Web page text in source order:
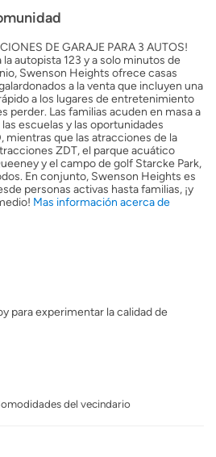
DE GARAJE PARA 3 AUTOS!
autopista 123 y a solo minutos de
Swenson Heights ofrece casas
a la venta que incluyen una
a los lugares de entretenimiento
perder. Las familias acuden en masa a
escuelas y las oportunidades
mientras que las atracciones de la
ZDT, el parque acuático
y el campo de golf Starcke Park,
En conjunto, Swenson Heights es
personas activas hasta familias, ¡y
Mas información acerca de
para experimentar la calidad de
del vecindario